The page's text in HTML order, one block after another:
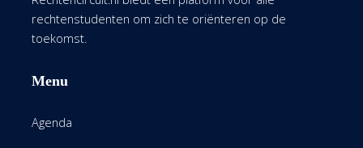
rechtenstudenten om zich te oriënteren op de
toekomst.
Menu
Agenda